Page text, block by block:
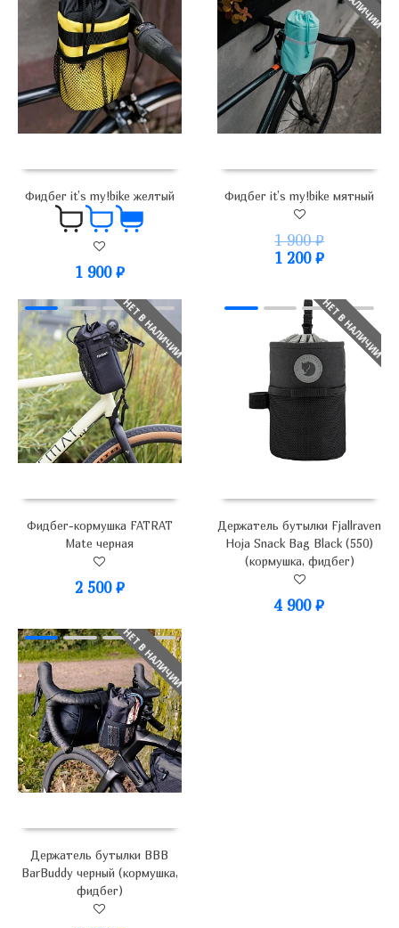
Фидбег it’s my!bike желтый
1 900 ₽
Фидбег it’s my!bike мятный
1 900₽
1 200₽
НЕТ В НАЛИЧИИ
Фидбег-кормушка FATRAT
Mate черная
2 500 ₽
НЕТ В НАЛИЧИИ
Держатель бутылки Fjallraven
Hoja Snack Bag Black (550)
(кормушка, фидбег)
4 900₽
НЕТ В НАЛИЧИИ
Держатель бутылки BBB
BarBuddy черный (кормушка,
фидбег)